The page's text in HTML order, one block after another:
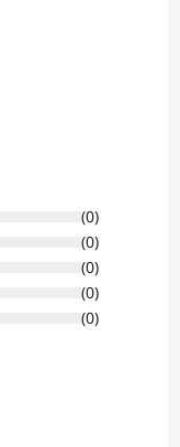
(0)
(0)
(0)
(0)
(0)